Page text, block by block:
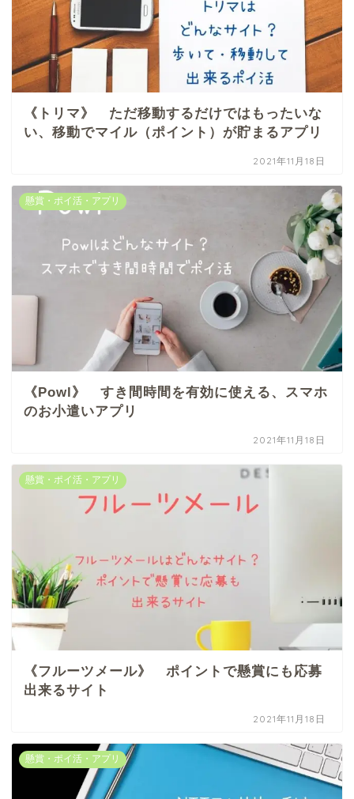
《トリマ》 ただ移動するだけではもったいな
い、移動でマイル（ポイント）が貯まるアプリ
2021年11月18日
懸賞・ポイ活・アプリ
《Powl》 すき間時間を有効に使える、スマホ
のお小遣いアプリ
2021年11月18日
懸賞・ポイ活・アプリ
《フルーツメール》 ポイントで懸賞にも応募
出来るサイト
2021年11月18日
懸賞・ポイ活・アプリ